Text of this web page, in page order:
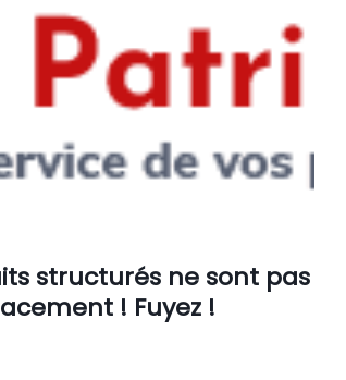
structurés ne sont pas
! Fuyez !